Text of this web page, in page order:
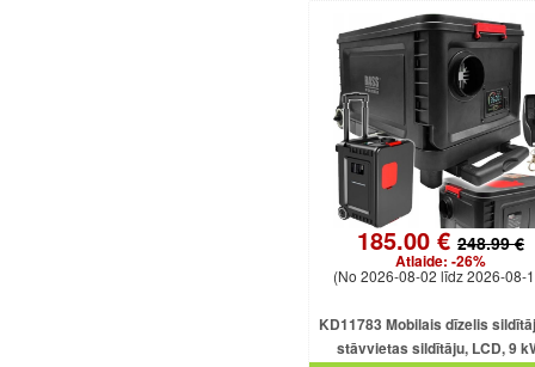
185.00 €248.99 €
Atlaide: -26%
(No 2026-08-02 līdz 2026-08-
KD11783 Mobilais dīzelis
stāvvietas sildītāju, LCD, 9